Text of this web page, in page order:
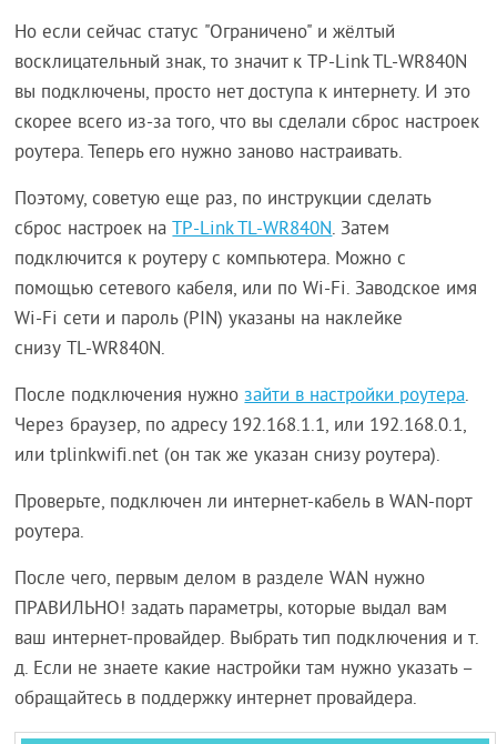
Но если сейчас статус "Ограничено" и жёлтый
восклицательный знак, то значит к TP-Link TL-WR840N
вы подключены, просто нет доступа к интернету. И это
скорее всего из-за того, что вы сделали сброс настроек
роутера. Теперь его нужно заново настраивать.
Поэтому, советую еще раз, по инструкции сделать
сброс настроек наTP-Link TL-WR840N. Затем
подключится к роутеру с компьютера. Можно с
помощью сетевого кабеля, или по Wi-Fi. Заводское имя
Wi-Fi сети и пароль (PIN) указаны на наклейке
снизу TL-WR840N.
После подключения нужнозайти в настройки роутера.
Через браузер, по адресу 192.168.1.1, или 192.168.0.1,
или tplinkwifi.net (он так же указан снизу роутера).
Проверьте, подключен ли интернет-кабель в WAN-порт
роутера.
После чего, первым делом в разделе WAN нужно
ПРАВИЛЬНО! задать параметры, которые выдал вам
ваш интернет-провайдер. Выбрать тип подключения и т.
д. Если не знаете какие настройки там нужно указать –
обращайтесь в поддержку интернет провайдера.